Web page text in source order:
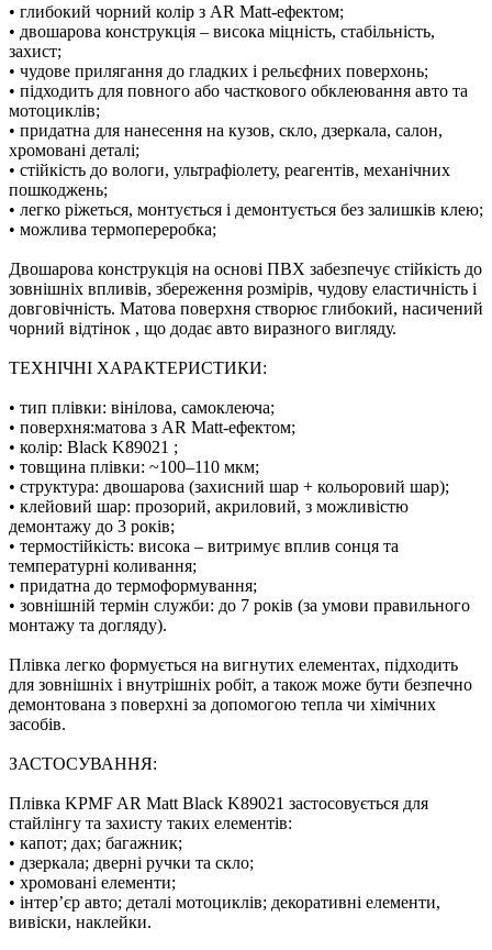
• глибокий чорний колір з AR Matt-ефектом;
• двошарова конструкція – висока міцність, стабільність,
захист;
• чудове прилягання до гладких і рельєфних поверхонь;
• підходить для повного або часткового обклеювання авто та
мотоциклів;
• придатна для нанесення на кузов, скло, дзеркала, салон,
хромовані деталі;
• стійкість до вологи, ультрафіолету, реагентів, механічних
пошкоджень;
• легко ріжеться, монтується і демонтується без залишків клею;
• можлива термопереробка;
Двошарова конструкція на основі ПВХ забезпечує стійкість до
зовнішніх впливів, збереження розмірів, чудову еластичність і
довговічність. Матова поверхня створює глибокий, насичений
чорний відтінок , що додає авто виразного вигляду.
ТЕХНІЧНІ ХАРАКТЕРИСТИКИ:
• тип плівки: вінілова, самоклеюча;
• поверхня:матова з AR Matt-ефектом;
• колір: Black K89021 ;
• товщина плівки: ~100–110 мкм;
• структура: двошарова (захисний шар + кольоровий шар);
• клейовий шар: прозорий, акриловий, з можливістю
демонтажу до 3 років;
• термостійкість: висока – витримує вплив сонця та
температурні коливання;
• придатна до термоформування;
• зовнішній термін служби: до 7 років (за умови правильного
монтажу та догляду).
Плівка легко формується на вигнутих елементах, підходить
для зовнішніх і внутрішніх робіт, а також може бути безпечно
демонтована з поверхні за допомогою тепла чи хімічних
засобів.
ЗАСТОСУВАННЯ:
Плівка KPMF AR Matt Black K89021 застосовується для
стайлінгу та захисту таких елементів:
• капот; дах; багажник;
• дзеркала; дверні ручки та скло;
• хромовані елементи;
• інтер’єр авто; деталі мотоциклів; декоративні елементи,
вивіски, наклейки.